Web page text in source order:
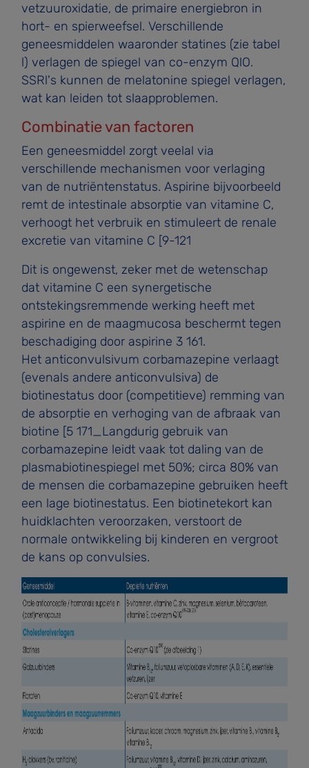
vetzuuroxidatie, de pri­maire energiebron in
hort- en spierweefsel. Verschillende
geneesmiddelen waaronder statines (zie tabel
l) verlagen de spiegel van co-enzym QlO.
SSRl's kunnen de melatonine­ spiegel verlagen,
wat kan leiden tot slaapproblemen.
Combinatie van factoren
Een geneesmiddel zorgt veelal via
verschillende mecha­nismen voor verlaging
van de nutriëntenstatus. Aspirine bijvoorbeeld
remt de intestinale absorptie van vitamine C,
verhoogt het verbruik en stimuleert de renale
excretie van vitamine C [9-121
Dit is ongewenst, zeker met de wetenschap
dat vitamine C een synergetische
ontstekingsremmende werking heeft met
aspirine en de maagmucosa beschermt tegen
beschadiging door aspirine 3 161.
Het anticonvulsivum corbamazepine verlaagt
(evenals andere anticonvulsiva) de
biotinestatus door (competitieve) remming van
de absorptie en verhoging van de afbraak van
biotine [5 171_Langdurig gebruik van
corbamazepine leidt vaak tot daling van de
plasmabiotinespiegel met 50%; circa 80% van
de mensen die corbamazepine gebruiken heeft
een lage biotinestatus. Een biotinetekort kan
huidklachten veroorzaken, verstoort de
normale ontwikkeling bij kinderen en vergroot
de kans op convulsies.